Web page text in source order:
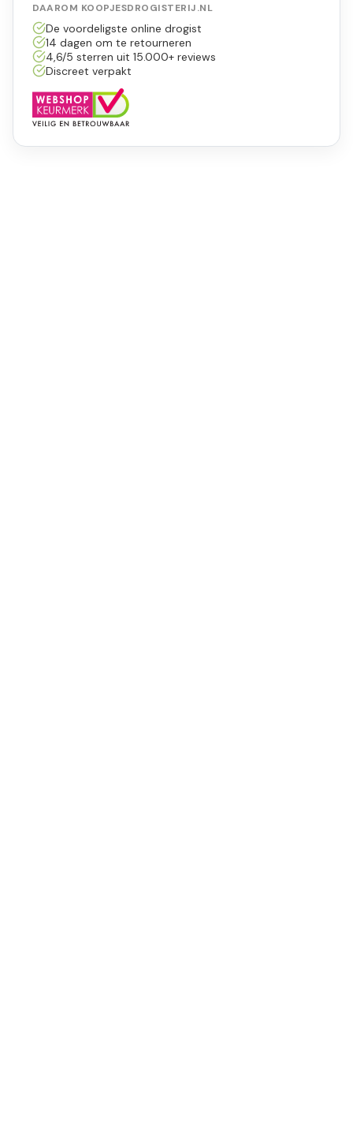
DAAROM KOOPJESDROGISTERIJ.NL
De voordeligste online drogist
14 dagen om te retourneren
4,6/5 sterren uit 15.000+ reviews
Discreet verpakt